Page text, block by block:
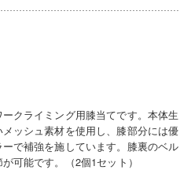
クライミング用膝当てです。本体生
ッシュ素材を使用し、膝部分には優
で補強を施しています。膝裏のベル
可能です。（2個1セット）